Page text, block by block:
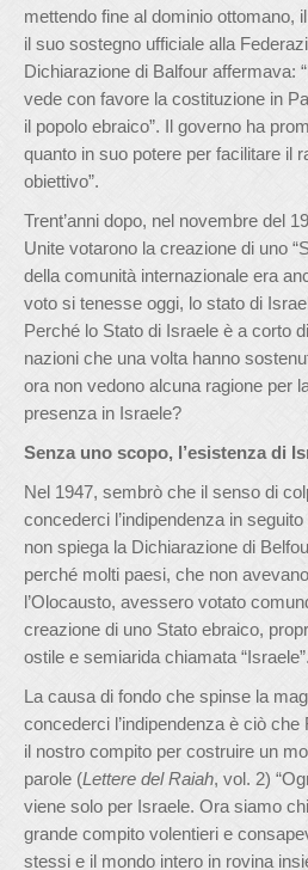
mettendo fine al dominio ottomano,
il suo sostegno ufficiale alla
Dichiarazione di Balfour affermava:
vede con favore la costituzione in
il popolo ebraico”. Il governo ha
quanto in suo potere per facilitare il
obiettivo”.
Trent’anni dopo, nel novembre del
Unite votarono la creazione di uno
della comunità internazionale era
voto si tenesse oggi, lo stato di
Perché lo Stato di Israele è a corto
nazioni che una volta hanno
ora non vedono alcuna ragione per
presenza in Israele?
Senza uno scopo, l’esistenza di
Nel 1947, sembrò che il senso di
concederci l’indipendenza in
non spiega la Dichiarazione di
perché molti paesi, che non
l’Olocausto, avessero votato
creazione di uno Stato ebraico,
ostile e semiarida chiamata “Israele”.
La causa di fondo che spinse la
concederci l’indipendenza è ciò
il nostro compito per costruire un
parole (Lettere del Raiah, vol. 2)
viene solo per Israele. Ora siamo
grande compito volentieri e
stessi e il mondo intero in rovina